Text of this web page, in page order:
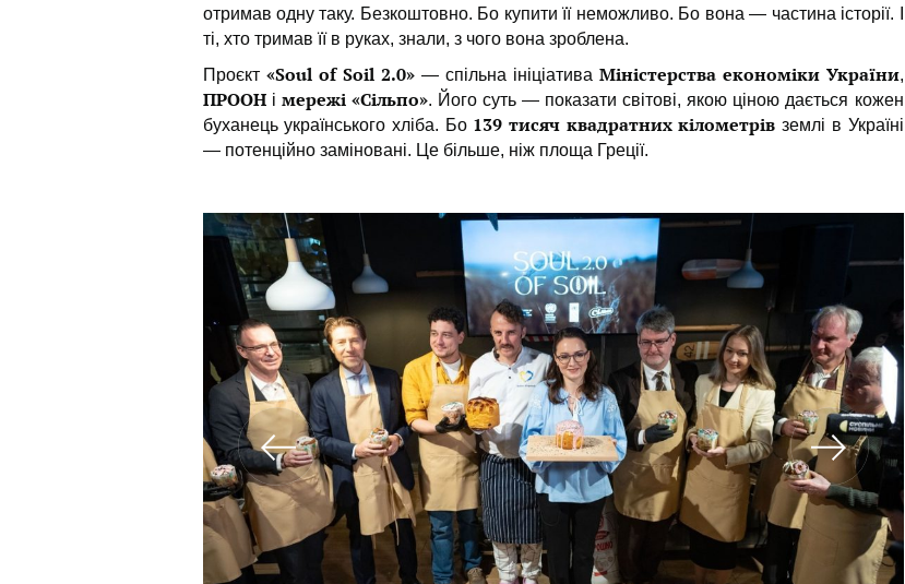
отримав одну таку. Безкоштовно. Бо купити її неможливо. Бо вона — частина історії. І
ті, хто тримав її в руках, знали, з чого вона зроблена.
Проєкт «Soul of Soil 2.0»— спільна ініціатива Міністерства економіки України,
ПРООНі мережі «Сільпо». Його суть — показати світові, якою ціною дається кожен
буханець українського хліба. Бо 139 тисяч квадратних кілометрів землі в Україні
— потенційно заміновані. Це більше, ніж площа Греції.